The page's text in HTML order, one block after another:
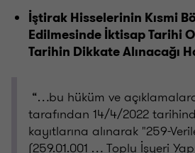
İştirak Hisselerinin Kısmi
Edilmesinde İktisap Tarihi
Tarihin Dikkate Alınacağı
“…bu hüküm ve
tarafından 14/4/2022
kayıtlarına alınarak "259-
(259.01.001 … Toplu İşyeri